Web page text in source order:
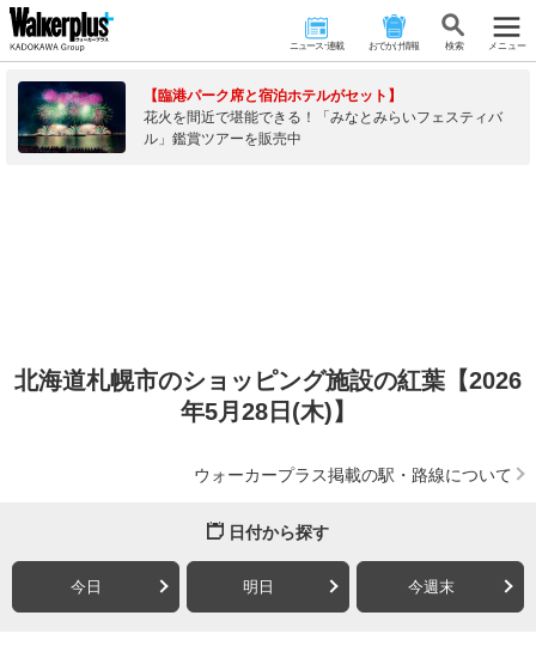
ニュース･連載 おでかけ情報 検 索 メニュー
【臨港パーク席と宿泊ホテルがセット】
花火を間近で堪能できる！「みなとみらいフェスティバ
ル」鑑賞ツアーを販売中
北海道札幌市のショッピング施設の紅葉【2026
年5月28日(木)】
ウォーカープラス掲載の駅・路線について
日付から探す
今日 明日 今週末